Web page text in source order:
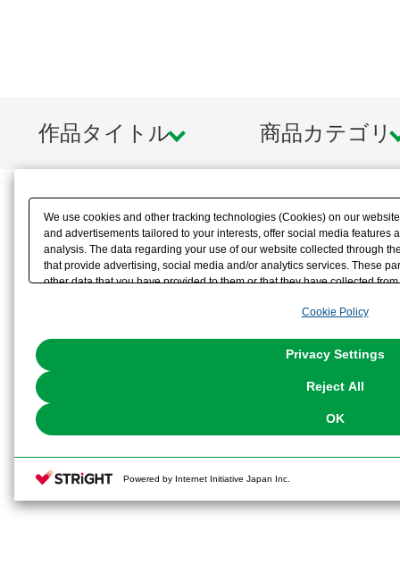
作品タイトル 商品カテゴリ
We use cookies and other tracking technologies (Cookies) on our
and advertisements tailored to your interests, offer social media features
analysis. The data regarding your use of our website collected through
that provide advertising, social media and/or analytics services. These
other data that you have provided to them or that they have collected
the use of all Cookies except for Strictly Necessary Cookies, please
You can change your consent or rejection settings at any time via
Cookie Policy
Privacy Settings
Reject All
OK
Powered by Internet Initiative Japan Inc.